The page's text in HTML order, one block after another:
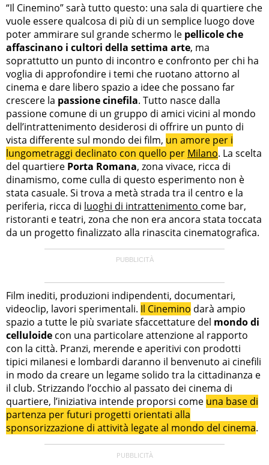
“Il Cinemino” sarà tutto questo: una sala di quartiere che
vuole essere qualcosa di più di un semplice luogo dove
poter ammirare sul grande schermo le pellicole che
affascinano i cultori della settima arte, ma
soprattutto un punto di incontro e confronto per chi ha
voglia di approfondire i temi che ruotano attorno al
cinema e dare libero spazio a idee che possano far
crescere la passione cinefila. Tutto nasce dalla
passione comune di un gruppo di amici vicini al mondo
dell’intrattenimento desiderosi di offrire un punto di
vista differente sul mondo dei film, un amore per i
lungometraggi declinato con quello per Milano. La scelta
del quartiere Porta Romana, zona vivace, ricca di
dinamismo, come culla di questo esperimento non è
stata casuale. Si trova a metà strada tra il centro e la
periferia, ricca di luoghi di intrattenimento come bar,
ristoranti e teatri, zona che non era ancora stata toccata
da un progetto finalizzato alla rinascita cinematografica.
Film inediti, produzioni indipendenti, documentari,
videoclip, lavori sperimentali. Il Cinemino darà ampio
spazio a tutte le più svariate sfaccettature del mondo di
celluloide con una particolare attenzione al rapporto
con la città. Pranzi, merende e aperitivi con prodotti
tipici milanesi e lombardi daranno il benvenuto ai cinefili
in modo da creare un legame solido tra la cittadinanza e
il club. Strizzando l’occhio al passato dei cinema di
quartiere, l’iniziativa intende proporsi come una base di
partenza per futuri progetti orientati alla
sponsorizzazione di attività legate al mondo del cinema.